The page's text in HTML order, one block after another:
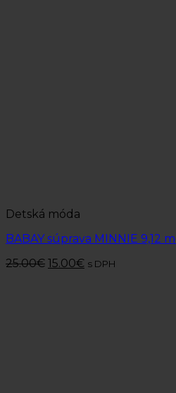
Detská móda
BABAY súprava MINNIE 9,12
25.00€ 15.00€ s DPH